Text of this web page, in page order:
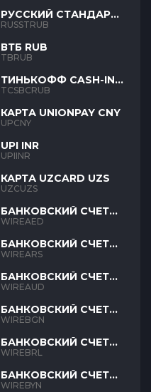
РУССКИЙ СТАНДАРТ
RUB
RUSSTRUB
ВТБ RUB
TBRUB
ТИНЬКОФФ CASH-IN
RUB
TCSBCRUB
КАРТА UNIONPAY CNY
UPCNY
UPI INR
UPIINR
КАРТА UZCARD UZS
UZCUZS
БАНКОВСКИЙ СЧЕТ
AED
WIREAED
БАНКОВСКИЙ СЧЕТ
ARS
WIREARS
БАНКОВСКИЙ СЧЕТ
AUD
WIREAUD
БАНКОВСКИЙ СЧЕТ
BGN
WIREBGN
БАНКОВСКИЙ СЧЕТ
BRL
WIREBRL
БАНКОВСКИЙ СЧЕТ
BYN
WIREBYN